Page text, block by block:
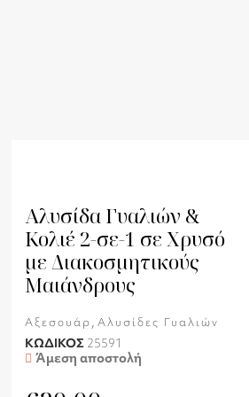
Αλυσίδα Γυαλιών &
Κολιέ 2-σε-1 σε Χρυσό
με Διακοσμητικούς
Μαιάνδρους
Αξεσουάρ, Αλυσίδες Γυαλιών
ΚΩΔΙΚΟΣ 25591
Άμεση αποστολή